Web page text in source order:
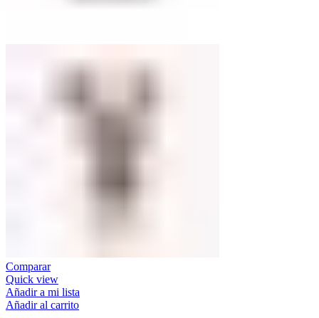
Comparar
Quick view
Añadir a mi lista
Añadir al carrito